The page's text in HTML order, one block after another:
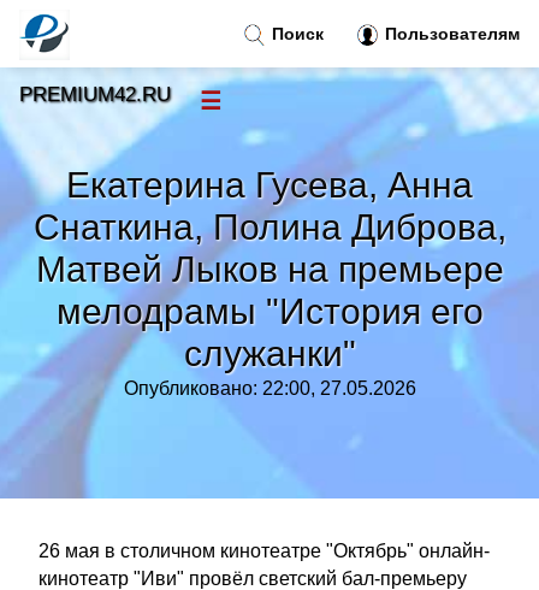
Екатерина Гусева, Анна
Снаткина, Полина Диброва,
Матвей Лыков на премьере
мелодрамы "История его
служанки"
Опубликовано: 22:00, 27.05.2026
26 мая в столичном кинотеатре "Октябрь" онлайн-
кинотеатр "Иви" провёл светский бал-премьеру
Поиск Пользователям
PREMIUM42.RU ☰
Тренды новостей»
Рубрики»
Правила »
Контакт